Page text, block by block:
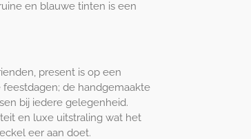
en blauwe tinten is een
present is op een
de handgemaakte
bij iedere gelegenheid.
en luxe uitstraling wat het
eer aan doet.